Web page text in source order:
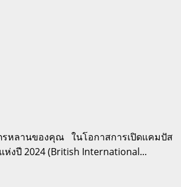
รหลานของคุณ ในโอกาสการเปิดแคมปัส
งปี 2024 (British International...